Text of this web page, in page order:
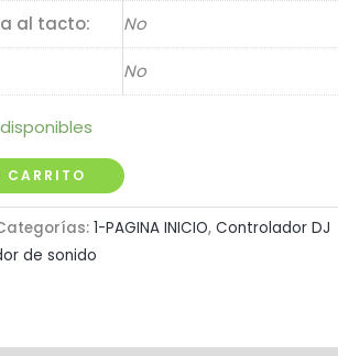
al tacto:
No
No
disponibles
CARRITO
1-PAGINA INICIO, Controlador DJ
de sonido